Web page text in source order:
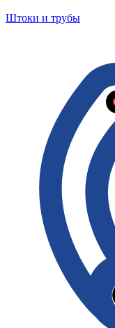
Штоки и трубы